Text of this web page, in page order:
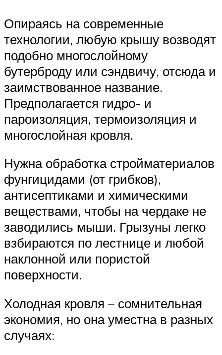
Опираясь на современные
технологии, любую крышу возводят
подобно многослойному
бутерброду или сэндвичу, отсюда и
заимствованное название.
Предполагается гидро- и
пароизоляция, термоизоляция и
многослойная кровля.
Нужна обработка стройматериалов
фунгицидами (от грибков),
антисептиками и химическими
веществами, чтобы на чердаке не
заводились мыши. Грызуны легко
взбираются по лестнице и любой
наклонной или пористой
поверхности.
Холодная кровля – сомнительная
экономия, но она уместна в разных
случаях: